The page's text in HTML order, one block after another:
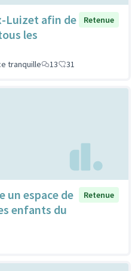
Luizet afin de
les
Retenue
tranquille 13 31
un espace de
enfants du
Retenue